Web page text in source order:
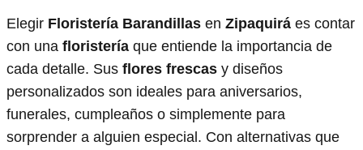
Elegir Floristería Barandillas en Zipaquirá es contar
con una floristería que entiende la importancia de
cada detalle. Sus flores frescas y diseños
personalizados son ideales para aniversarios,
funerales, cumpleaños o simplemente para
sorprender a alguien especial. Con alternativas que